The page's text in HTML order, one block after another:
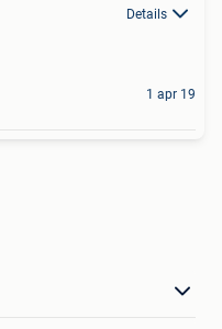
Details
1 apr 19